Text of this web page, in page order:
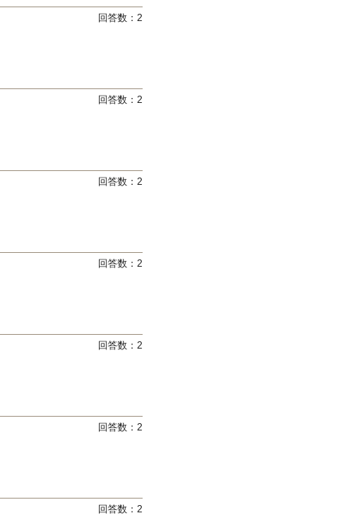
回答数： 2
回答数： 2
回答数： 2
回答数： 2
回答数： 2
回答数： 2
回答数： 2